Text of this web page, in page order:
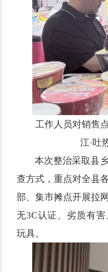
工作人员对销售
江·吐
本次整治采取县
查方式，重点对全县
部、集市摊点开展拉
无3C认证、劣质有
玩具。